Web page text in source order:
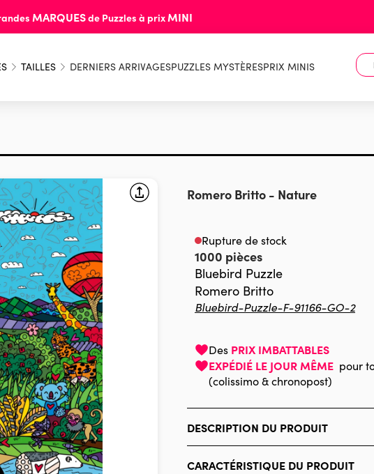
MARQUESde Puzzles à prix MINI
TAILLES DERNIERS ARRIVAGESPUZZLES MYSTÈRESPRIX MINIS
Romero Britto - Nature
Rupture de stock
1000 pièces
Bluebird Puzzle
Romero Britto
Bluebird-Puzzle-F-91166-GO-2
Des PRIX IMBATTABLES
EXPÉDIÉ LE JOUR MÊME pour
(colissimo & chronopost)
DESCRIPTION DU PRODUIT
Romero Britto
CARACTÉRISTIQUE DU PRODUIT